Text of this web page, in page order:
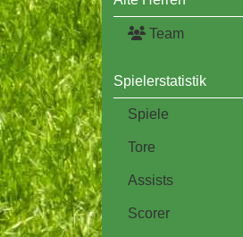
Team
Spielerstatistik
Spiele
Tore
Assists
Scorer